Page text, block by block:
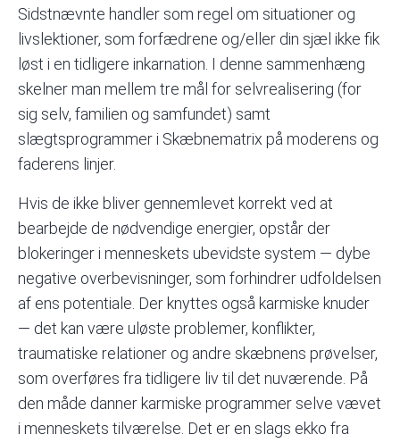
Sidstnævnte handler som regel om situationer og
livslektioner, som forfædrene og/eller din sjæl ikke fik
løst i en tidligere inkarnation. I denne sammenhæng
skelner man mellem tre mål for selvrealisering (for
sig selv, familien og samfundet) samt
slægtsprogrammer i Skæbnematrix på moderens og
faderens linjer.
Hvis de ikke bliver gennemlevet korrekt ved at
bearbejde de nødvendige energier, opstår der
blokeringer i menneskets ubevidste system — dybe
negative overbevisninger, som forhindrer udfoldelsen
af ens potentiale. Der knyttes også karmiske knuder
— det kan være uløste problemer, konflikter,
traumatiske relationer og andre skæbnens prøvelser,
som overføres fra tidligere liv til det nuværende. På
den måde danner karmiske programmer selve vævet
i menneskets tilværelse. Det er en slags ekko fra